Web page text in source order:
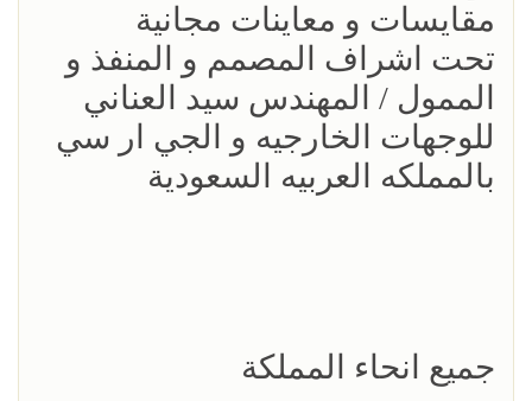
مقايسات و معاينات مجانية
تحت اشراف المصمم و المنفذ و
الممول / المهندس سيد العناني
للوجهات الخارجيه و الجي ار سي
بالمملكه العربيه السعودية
جميع انحاء المملكة